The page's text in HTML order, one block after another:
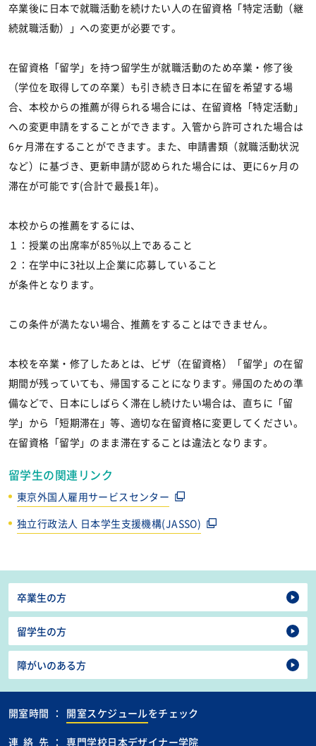
卒業後に日本で就職活動を続けたい人の在留資格「特定活動（継
続就職活動）」への変更が必要です。
在留資格「留学」を持つ留学生が就職活動のため卒業・修了後
（学位を取得しての卒業）も引き続き日本に在留を希望する場
合、本校からの推薦が得られる場合には、在留資格「特定活動」
への変更申請をすることができます。入管から許可された場合は
6ヶ月滞在することができます。また、申請書類（就職活動状況
など）に基づき、更新申請が認められた場合には、更に6ヶ月の
滞在が可能です(合計で最長1年)。
本校からの推薦をするには、
１：授業の出席率が85%以上であること
２：在学中に3社以上企業に応募していること
が条件となります。
この条件が満たない場合、推薦をすることはできません。
本校を卒業・修了したあとは、ビザ（在留資格）「留学」の在留
期間が残っていても、帰国することになります。帰国のための準
備などで、日本にしばらく滞在し続けたい場合は、直ちに「留
学」から「短期滞在」等、適切な在留資格に変更してください。
在留資格「留学」のまま滞在することは違法となります。
留学生の関連リンク
東京外国人雇用サービスセンター
独立行政法人 日本学生支援機構(JASSO)
卒業生の方
留学生の方
障がいのある方
開室時間 ： 開室スケジュールをチェック
連絡先 ： 専門学校日本デザイナー学院